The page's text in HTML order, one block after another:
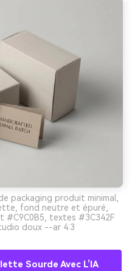
packaging produit minimal,
fond neutre et épuré,
#C9C0B5, textes #3C342F
doux --ar 4:3
Sourde Avec L’IA